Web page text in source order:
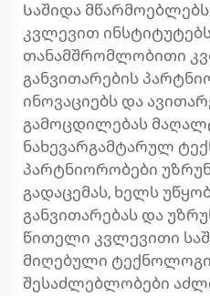
Საშიდა
კვლევით
თანამშრომლობითი
განვითარების
ინოვაციებს და
გამოცდილებას
ნახევარგამტარულ
პარტნიორობები
გადაცემას, ხელს
განვითარებას და
წითელი კვლევითი
მიღებული
შესაძლებლობები